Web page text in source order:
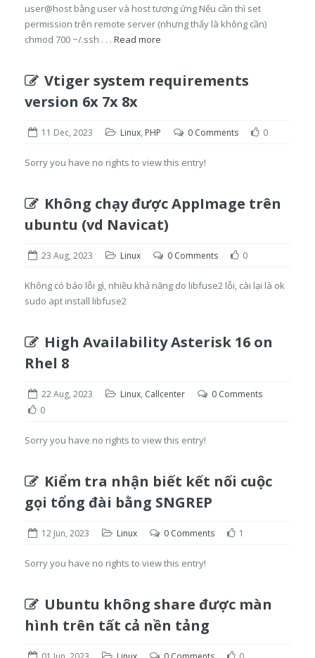
user@host bằng user và host tương ứng Nếu cần thì set
permission trên remote server (nhưng thấy là không cần)
chmod 700 ~/.ssh . . . Read more
Vtiger system requirements
version 6x 7x 8x
11 Dec, 2023 Linux, PHP 0 Comments 0
Sorry you have no rights to view this entry!
Không chạy được AppImage trên
ubuntu (vd Navicat)
23 Aug, 2023 Linux 0 Comments 0
Không có báo lỗi gì, nhiều khả năng do libfuse2 lỗi, cài lại là ok
sudo apt install libfuse2
High Availability Asterisk 16 on
Rhel 8
22 Aug, 2023 Linux, Callcenter
0 Comments
0
Sorry you have no rights to view this entry!
Kiểm tra nhận biết kết nối cuộc
gọi tổng đài bằng SNGREP
12 Jun, 2023 Linux 0 Comments 1
Sorry you have no rights to view this entry!
Ubuntu không share được màn
hình trên tất cả nền tảng